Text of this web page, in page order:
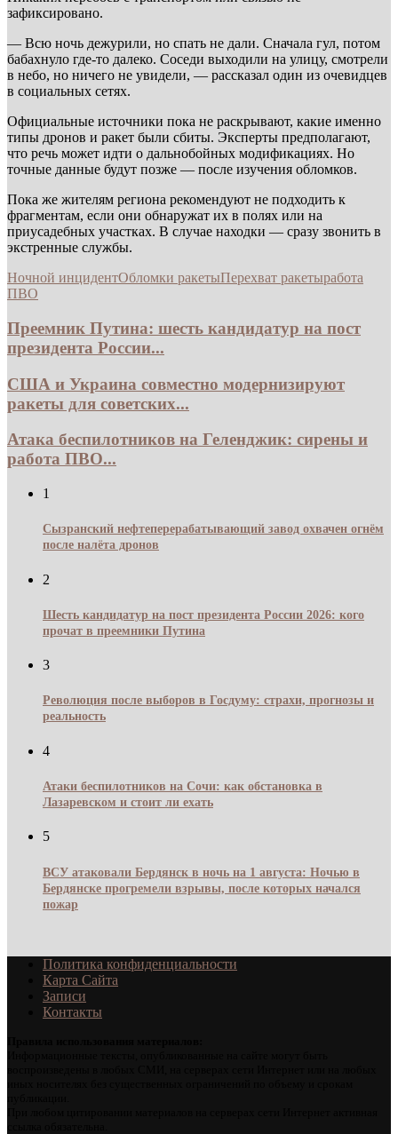
зафиксировано.
— Всю ночь дежурили, но спать не дали. Сначала гул, потом
бабахнуло где-то далеко. Соседи выходили на улицу, смотрели
в небо, но ничего не увидели, — рассказал один из очевидцев
в социальных сетях.
Официальные источники пока не раскрывают, какие именно
типы дронов и ракет были сбиты. Эксперты предполагают,
что речь может идти о дальнобойных модификациях. Но
точные данные будут позже — после изучения обломков.
Пока же жителям региона рекомендуют не подходить к
фрагментам, если они обнаружат их в полях или на
приусадебных участках. В случае находки — сразу звонить в
экстренные службы.
Ночной инцидентОбломки ракетыПерехват ракетыработа
ПВО
Преемник Путина: шесть кандидатур на пост
президента России...
США и Украина совместно модернизируют
ракеты для советских...
Атака беспилотников на Геленджик: сирены и
работа ПВО...
1
Сызранский нефтеперерабатывающий завод охвачен огнём
после налёта дронов
2
Шесть кандидатур на пост президента России 2026: кого
прочат в преемники Путина
3
Революция после выборов в Госдуму: страхи, прогнозы и
реальность
4
Атаки беспилотников на Сочи: как обстановка в
Лазаревском и стоит ли ехать
5
ВСУ атаковали Бердянск в ночь на 1 августа: Ночью в
Бердянске прогремели взрывы, после которых начался
пожар
Политика конфиденциальности
Карта Сайта
Записи
Контакты